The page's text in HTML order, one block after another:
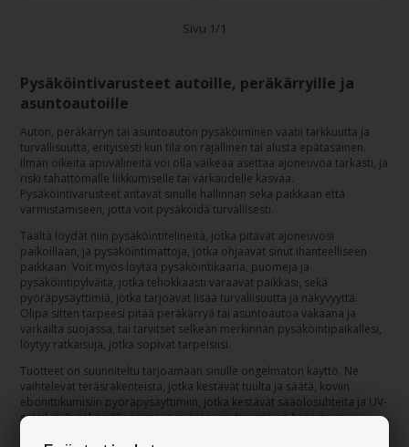
Sivu 1/1
Pysäköintivarusteet autoille, peräkärryille ja
asuntoautoille
Auton, peräkärryn tai asuntoauton pysäköiminen vaatii tarkkuutta ja
turvallisuutta, erityisesti kun tila on rajallinen tai alusta epätasainen.
Ilman oikeita apuvälineitä voi olla vaikeaa asettaa ajoneuvoa tarkasti, ja
riski tahattomalle liikkumiselle tai varkaudelle kasvaa.
Pysäköintivarusteet antavat sinulle hallinnan sekä paikkaan että
varmistamiseen, jotta voit pysäköidä turvallisesti.
Täältä löydät niin pysäköintitelineitä, jotka pitävät ajoneuvosi
paikoillaan, ja pysäköintimattoja, jotka ohjaavat sinut ihanteelliseen
paikkaan. Voit myös löytää pysäköintikaaria, puomeja ja
pysäköintipylväitä, jotka tehokkaasti varaavat paikkasi, sekä
pyöräpysäyttimiä, jotka tarjoavat lisää turvallisuutta ja näkyvyyttä.
Olipa sitten tarpeesi pitää peräkärryä tai asuntoautoa vakaana ja
varkailta suojassa, tai tarvitset selkeän merkinnän pysäköintipaikallesi,
löytyy ratkaisuja, jotka sopivat tarpeisiisi.
Tuotteet on suunniteltu tarjoamaan sinulle ongelmaton käyttö. Ne
vaihtelevat teräsrakenteista, jotka kestävät tuulta ja säätä, koviin
ebonittikumisiin pyöräpysäyttimiin, jotka kestävät sääolosuhteita ja UV-
säteilyä. Pysäköintikaarissa ja pyöräpysäytimissä on heijastavia